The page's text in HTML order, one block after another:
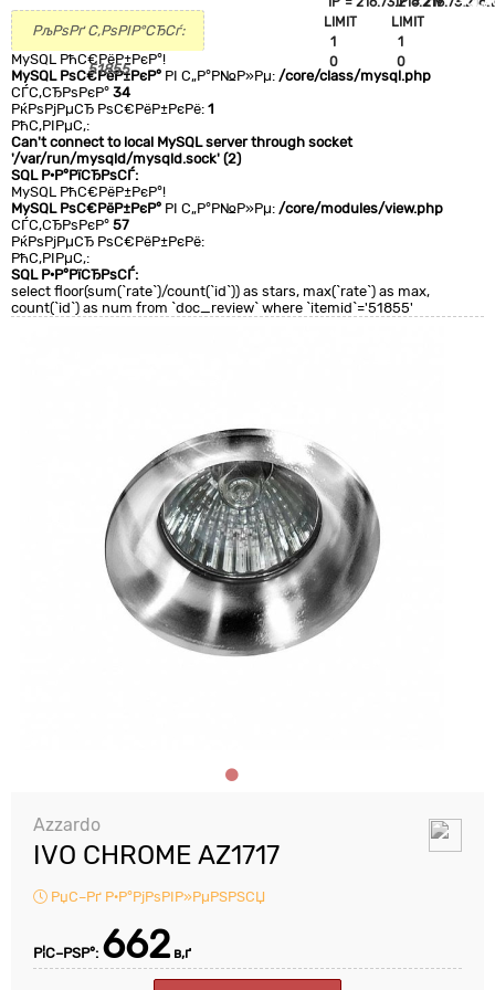
LIMIT
1
0
LIMIT
1
0
РљРѕРґ С‚РѕРІР°СЂСѓ:
51855
MySQL РћС€РёР±РєР°!
MySQL РѕС€РёР±РєР° РІ С„Р°Р№Р»Рµ: /core/class/mysql.php
СЃС‚СЂРѕРєР° 34
РќРѕРјРµСЂ РѕС€РёР±РєРё: 1
РћС‚РІРµС‚:
Can't connect to local MySQL server through socket
'/var/run/mysqld/mysqld.sock' (2)
SQL Р·Р°РїСЂРѕСЃ:
MySQL РћС€РёР±РєР°!
MySQL РѕС€РёР±РєР° РІ С„Р°Р№Р»Рµ: /core/modules/view.php
СЃС‚СЂРѕРєР° 57
РќРѕРјРµСЂ РѕС€РёР±РєРё:
РћС‚РІРµС‚:
SQL Р·Р°РїСЂРѕСЃ:
select floor(sum(`rate`)/count(`id`)) as stars, max(`rate`) as max,
count(`id`) as num from `doc_review` where `itemid`='51855'
Azzardo
IVO CHROME AZ1717
РџС–Рґ Р·Р°РјРѕРІР»РµРЅРЅСЏ
Р¦С–РЅР°: 662 в‚ґ